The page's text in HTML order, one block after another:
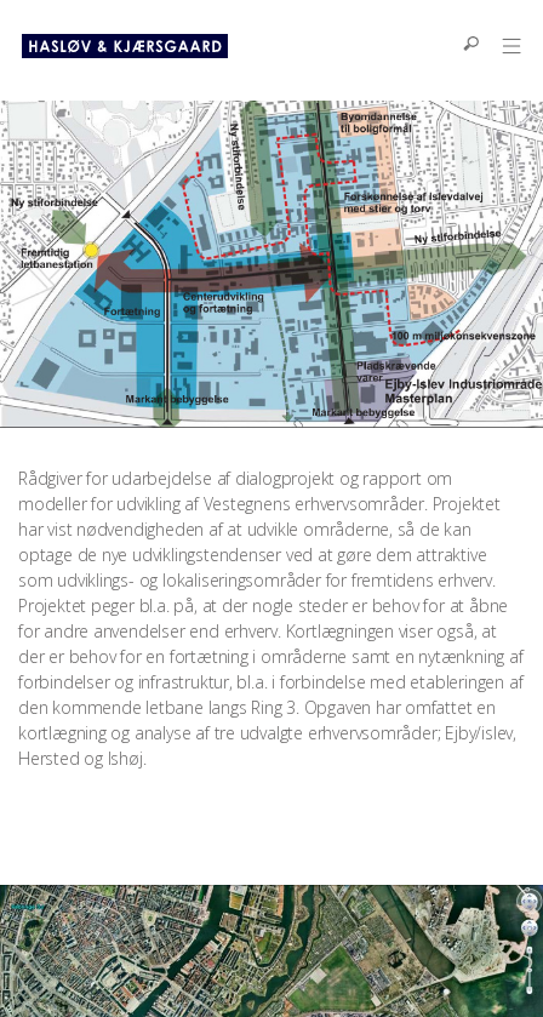
Rådgiver for udarbejdelse af dialogprojekt og rapport om
modeller for udvikling af Vestegnens erhvervsområder. Projektet
har vist nødvendigheden af at udvikle områderne, så de kan
optage de nye udviklingstendenser ved at gøre dem attraktive
som udviklings- og lokaliseringsområder for fremtidens erhverv.
Projektet peger bl.a. på, at der nogle steder er behov for at åbne
for andre anvendelser end erhverv. Kortlægningen viser også, at
der er behov for en fortætning i områderne samt en nytænkning af
forbindelser og infrastruktur, bl.a. i forbindelse med etableringen af
den kommende letbane langs Ring 3. Opgaven har omfattet en
kortlægning og analyse af tre udvalgte erhvervsområder; Ejby/islev,
Hersted og Ishøj.